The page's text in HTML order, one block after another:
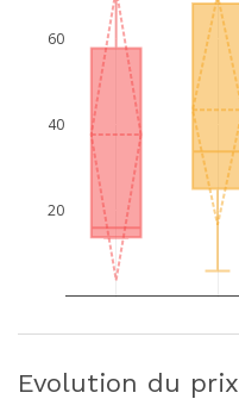
20
40
60
Evolution du prix